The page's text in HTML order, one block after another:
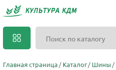
Главная страница Каталог Шины